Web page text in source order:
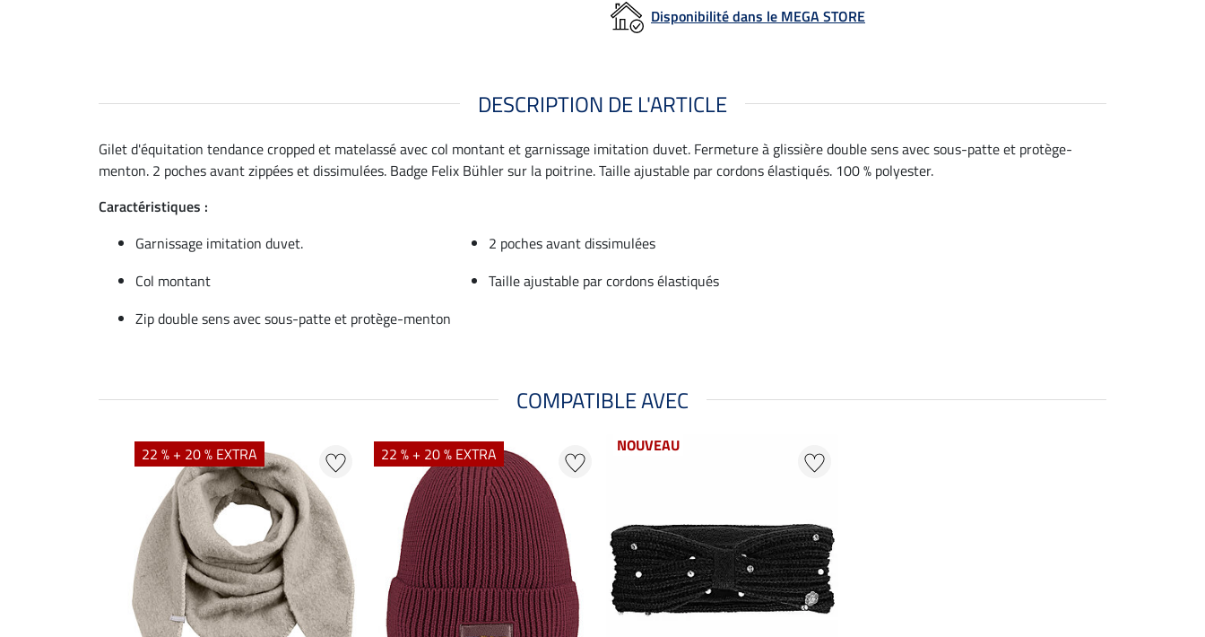
Disponibilité dans le MEGA STORE
DESCRIPTION DE L'ARTICLE
Gilet d'équitation tendance cropped et matelassé avec col montant et garnissage imitation duvet. Fermeture à glissière double sens avec sous-patte et protège-
menton. 2 poches avant zippées et dissimulées. Badge Felix Bühler sur la poitrine. Taille ajustable par cordons élastiqués. 100 % polyester.
Caractéristiques :
Garnissage imitation duvet.
2 poches avant dissimulées
Col montant
Taille ajustable par cordons élastiqués
Zip double sens avec sous-patte et protège-menton
COMPATIBLE AVEC
22 % + 20 % EXTRA 22 % + 20 % EXTRA NOUVEAU